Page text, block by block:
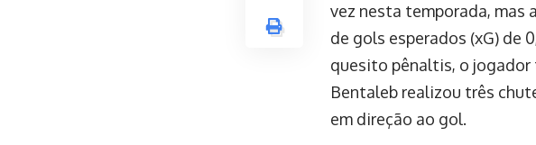
vez nesta temporada, mas
de gols esperados (xG) de
quesito pênaltis, o
Bentaleb realizou três
em direção ao gol.